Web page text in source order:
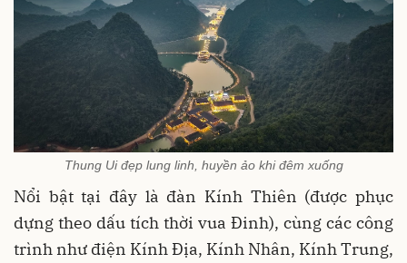
Thung Ui đẹp lung linh, huyền ảo khi đêm xuống
Nổi bật tại đây là đàn Kính Thiên (được phục
dựng theo dấu tích thời vua Đinh), cùng các công
trình như điện Kính Địa, Kính Nhân, Kính Trung,